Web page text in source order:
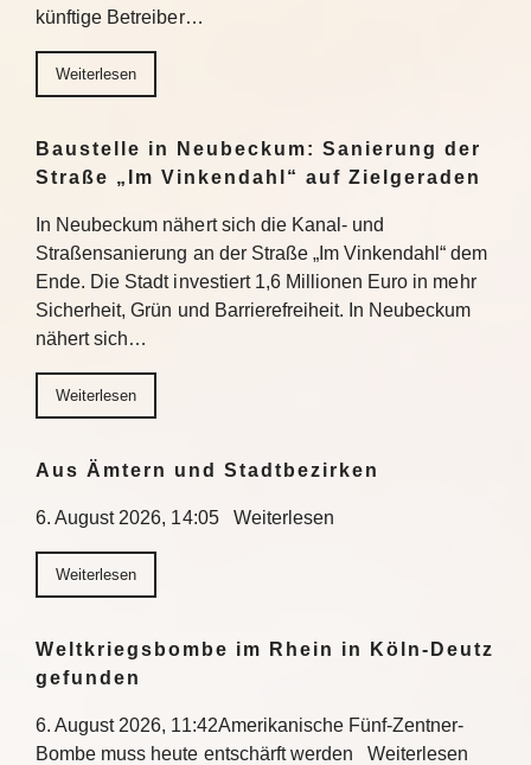
künftige Betreiber…
Weiterlesen
Baustelle in Neubeckum: Sanierung der
Straße „Im Vinkendahl“ auf Zielgeraden
In Neubeckum nähert sich die Kanal- und
Straßensanierung an der Straße „Im Vinkendahl“ dem
Ende. Die Stadt investiert 1,6 Millionen Euro in mehr
Sicherheit, Grün und Barrierefreiheit. In Neubeckum
nähert sich…
Weiterlesen
Aus Ämtern und Stadtbezirken
6. August 2026, 14:05 Weiterlesen
Weiterlesen
Weltkriegsbombe im Rhein in Köln-Deutz
gefunden
6. August 2026, 11:42Amerikanische Fünf-Zentner-
Bombe muss heute entschärft werden Weiterlesen